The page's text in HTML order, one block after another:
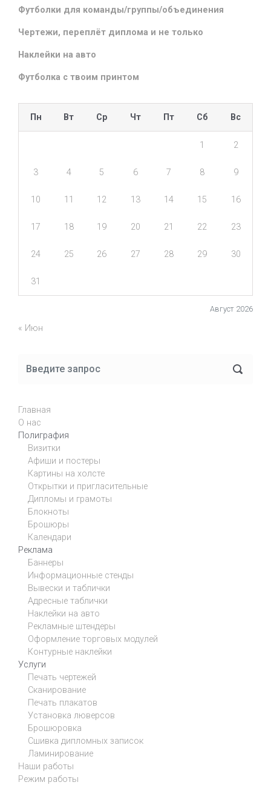
Футболки для команды/группы/объединения
Чертежи, переплёт диплома и не только
Наклейки на авто
Футболка с твоим принтом
Август 2026
Пн Вт Ср Чт Пт Сб Вс
1 2
3 4 5 6 7 8 9
10 11 12 13 14 15 16
17 18 19 20 21 22 23
24 25 26 27 28 29 30
31
« Июн
Главная
О нас
Полиграфия
Визитки
Афиши и постеры
Картины на холсте
Открытки и пригласительные
Дипломы и грамоты
Блокноты
Брошюры
Календари
Реклама
Баннеры
Информационные стенды
Вывески и таблички
Адресные таблички
Наклейки на авто
Рекламные штендеры
Оформление торговых модулей
Контурные наклейки
Услуги
Печать чертежей
Сканирование
Печать плакатов
Установка люверсов
Брошюровка
Сшивка дипломных записок
Ламинирование
Наши работы
Режим работы